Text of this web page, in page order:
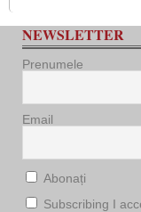
NEWSLETTER
Prenumele
Email
Abonați
Subscribing I